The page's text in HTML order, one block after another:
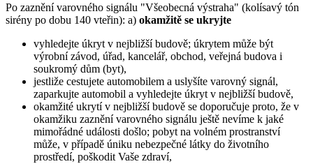
Po zaznění varovného signálu "Všeobecná výstraha" (kolísavý tón
sirény po dobu 140 vteřin): a) okamžitě se ukryjte
vyhledejte úkryt v nejbližší budově; úkrytem může být
výrobní závod, úřad, kancelář, obchod, veřejná budova i
soukromý dům (byt),
jestliže cestujete automobilem a uslyšíte varovný signál,
zaparkujte automobil a vyhledejte úkryt v nejbližší budově,
okamžité ukrytí v nejbližší budově se doporučuje proto, že v
okamžiku zaznění varovného signálu ještě nevíme k jaké
mimořádné události došlo; pobyt na volném prostranství
může, v případě úniku nebezpečné látky do životního
prostředí, poškodit Vaše zdraví,